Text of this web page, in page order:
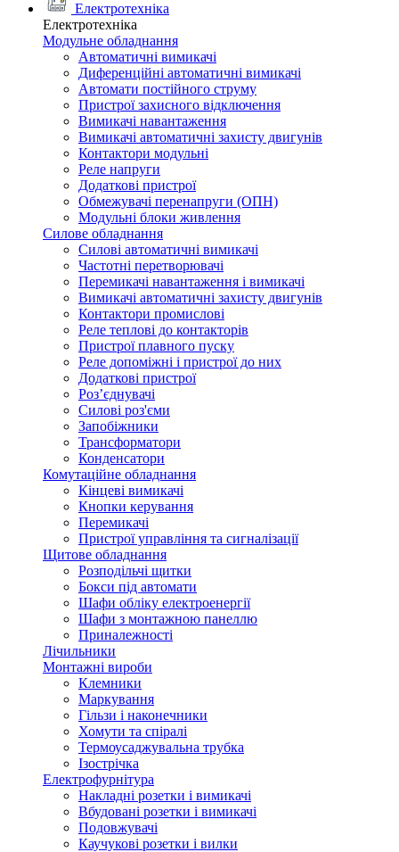
Електротехніка
Електротехніка
Модульне обладнання
Автоматичні вимикачі
Диференційні автоматичні вимикачі
Автомати постійного струму
Пристрої захисного відключення
Вимикачі навантаження
Вимикачі автоматичні захисту двигунів
Контактори модульні
Реле напруги
Додаткові пристрої
Обмежувачі перенапруги (ОПН)
Модульні блоки живлення
Силове обладнання
Силові автоматичні вимикачі
Частотні перетворювачі
Перемикачі навантаження і вимикачі
Вимикачі автоматичні захисту двигунів
Контактори промислові
Реле теплові до контакторів
Пристрої плавного пуску
Реле допоміжні і пристрої до них
Додаткові пристрої
Роз’єднувачі
Силові роз'єми
Запобіжники
Трансформатори
Конденсатори
Комутаційне обладнання
Кінцеві вимикачі
Кнопки керування
Перемикачі
Пристрої управління та сигналізації
Щитове обладнання
Розподільчі щитки
Бокси під автомати
Шафи обліку електроенергії
Шафи з монтажною панеллю
Приналежності
Лічильники
Монтажні вироби
Клемники
Маркування
Гільзи і наконечники
Хомути та спіралі
Термоусаджувальна трубка
Ізострічка
Електрофурнітура
Накладні розетки і вимикачі
Вбудовані розетки і вимикачі
Подовжувачі
Каучукові розетки і вилки